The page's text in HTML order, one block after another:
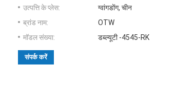
उत्पत्ति के प्लेस:
ग्वांगडोंग, चीन
ब्रांड नाम:
OTW
मॉडल संख्या:
डब्ल्यूटी -4545-RK
संपर्क करें